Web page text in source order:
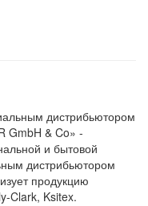
дистрибьютором
GmbH & Co» -
и бытовой
дистрибьютором
продукцию
Clark, Ksitex.